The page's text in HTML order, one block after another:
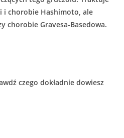
i chorobie Hashimoto, ale
chorobie Gravesa-Basedowa.
czego dokładnie dowiesz